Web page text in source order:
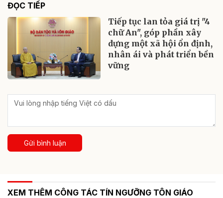
ĐỌC TIẾP
Tiếp tục lan tỏa giá trị "4
chữ An", góp phần xây
dựng một xã hội ổn định,
nhân ái và phát triển bền
vững
Gửi bình luận
XEM THÊM CÔNG TÁC TÍN NGƯỠNG TÔN GIÁO